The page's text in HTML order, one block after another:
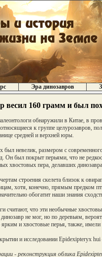
Эра динозавров
весил 160 грамм и был
обнаружили в Китае, в
к группе целурозавров,
средней и верхней юры.
был невелик, размером с
Он был покрыт перьями, что не
хвостовых пера, делавших
строения скелета близок к
хотя, конечно, прямым предком
обогатит наши знания
считают, что эти необычные
динозавр не мог, но по деревьям,
и хвостовые перья, также, имели
и исследовании Epidexipteryx
- реконструкция облика